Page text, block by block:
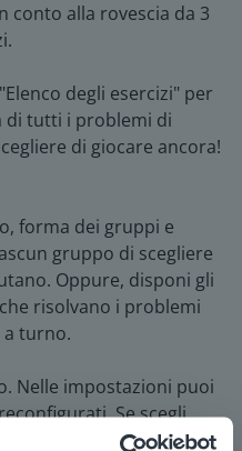
conto alla rovescia da 3
degli esercizi" per
di tutti i problemi di
di giocare ancora!
forma dei gruppi e
gruppo di scegliere
Oppure, disponi gli
risolvano i problemi
turno.
Nelle impostazioni puoi
Se scegli
impostare la tua